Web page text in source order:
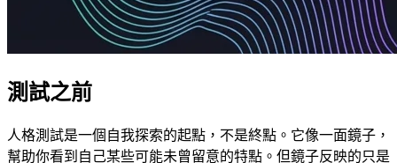
測試之前
人格測試是一個自我探索的起點，不是終點。它像一面鏡子，
幫助你看到自己某些可能未曾留意的特點。但鏡子反映的只是